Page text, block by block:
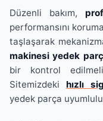
Düzenli bakım,
performansını
taşlaşarak
makinesi yedek
bir kontrol
Sitemizdeki hızlı
yedek parça